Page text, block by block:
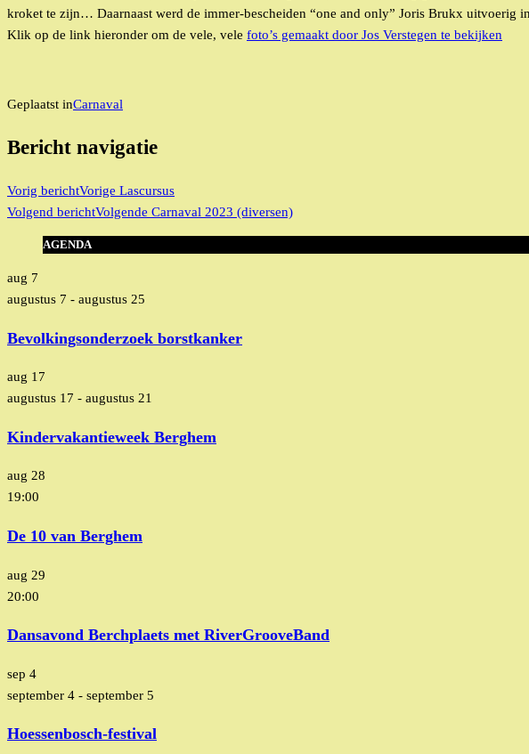
kroket te zijn… Daarnaast werd de immer-bescheiden “one and only” Joris Brukx uitvoerig
Klik op de link hieronder om de vele, vele foto’s gemaakt door Jos Verstegen te bekijken
Geplaatst inCarnaval
Bericht navigatie
Vorig berichtVorige Lascursus
Volgend berichtVolgende Carnaval 2023 (diversen)
AGENDA
aug 7
augustus 7 - augustus 25
Bevolkingsonderzoek borstkanker
aug 17
augustus 17 - augustus 21
Kindervakantieweek Berghem
aug 28
19:00
De 10 van Berghem
aug 29
20:00
Dansavond Berchplaets met RiverGrooveBand
sep 4
september 4 - september 5
Hoessenbosch-festival